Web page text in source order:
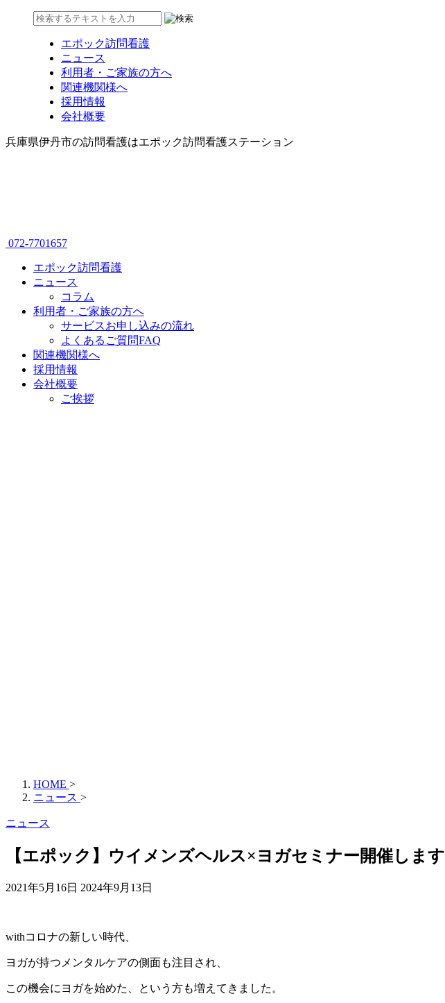
エポック訪問看護
ニュース
利用者・ご家族の方へ
関連機関様へ
採用情報
会社概要
兵庫県伊丹市の訪問看護はエポック訪問看護ステーション
072-7701657
エポック訪問看護
ニュース
コラム
利用者・ご家族の方へ
サービスお申し込みの流れ
よくあるご質問FAQ
関連機関様へ
採用情報
会社概要
ご挨拶
HOME >
ニュース >
ニュース
【エポック】ウイメンズヘルス×ヨガセミナー開催します
2021年5月16日 2024年9月13日
withコロナの新しい時代、
ヨガが持つメンタルケアの側面も注目され、
この機会にヨガを始めた、という方も増えてきました。